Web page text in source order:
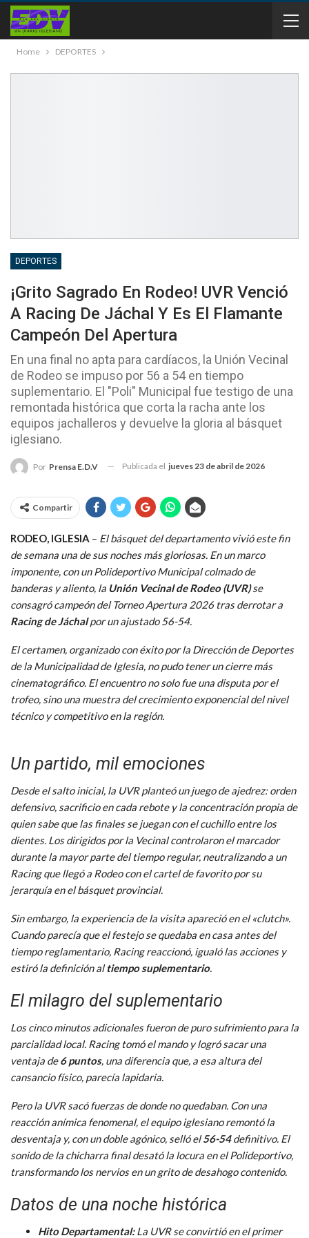
Home DEPORTES
DEPORTES
¡Grito Sagrado En Rodeo! UVR Venció
A Racing De Jáchal Y Es El Flamante
Campeón Del Apertura
En una final no apta para cardíacos, la Unión Vecinal
de Rodeo se impuso por 56 a 54 en tiempo
suplementario. El "Poli" Municipal fue testigo de una
remontada histórica que corta la racha ante los
equipos jachalleros y devuelve la gloria al básquet
iglesiano.
Por Prensa E.D.V Publicada el jueves 23 de abril de 2026
Compartir
RODEO, IGLESIA – El básquet del departamento vivió este fin
de semana una de sus noches más gloriosas. En un marco
imponente, con un Polideportivo Municipal colmado de
banderas y aliento, la Unión Vecinal de Rodeo (UVR)se
consagró campeón del Torneo Apertura 2026 tras derrotar a
Racing de Jáchalpor un ajustado 56-54.
El certamen, organizado con éxito por la Dirección de Deportes
de la Municipalidad de Iglesia, no pudo tener un cierre más
cinematográfico. El encuentro no solo fue una disputa por el
trofeo, sino una muestra del crecimiento exponencial del nivel
técnico y competitivo en la región.
Un partido, mil emociones
Desde el salto inicial, la UVR planteó un juego de ajedrez: orden
defensivo, sacrificio en cada rebote y la concentración propia de
quien sabe que las finales se juegan con el cuchillo entre los
dientes. Los dirigidos por la Vecinal controlaron el marcador
durante la mayor parte del tiempo regular, neutralizando a un
Racing que llegó a Rodeo con el cartel de favorito por su
jerarquía en el básquet provincial.
Sin embargo, la experiencia de la visita apareció en el «clutch».
Cuando parecía que el festejo se quedaba en casa antes del
tiempo reglamentario, Racing reaccionó, igualó las acciones y
estiró la definición altiempo suplementario.
El milagro del suplementario
Los cinco minutos adicionales fueron de puro sufrimiento para la
parcialidad local. Racing tomó el mando y logró sacar una
ventaja de6 puntos, una diferencia que, a esa altura del
cansancio físico, parecía lapidaria.
Pero la UVR sacó fuerzas de donde no quedaban. Con una
reacción anímica fenomenal, el equipo iglesiano remontó la
desventaja y, con un doble agónico, selló el56-54definitivo. El
sonido de la chicharra final desató la locura en el Polideportivo,
transformando los nervios en un grito de desahogo contenido.
Datos de una noche histórica
Hito Departamental:La UVR se convirtió en el primer